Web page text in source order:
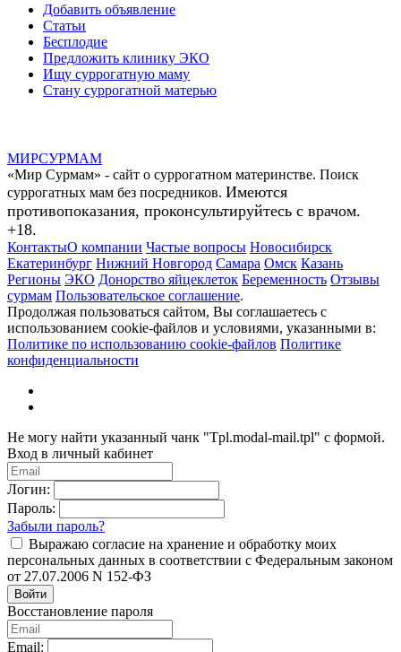
Добавить объявление
Статьи
Бесплодие
Предложить клинику ЭКО
Ищу суррогатную маму
Стану суррогатной матерью
МИРСУРМАМ
«Мир Сурмам» - сайт о суррогатном материнстве. Поиск
суррогатных мам без посредников. Имеются
противопоказания, проконсультируйтесь с врачом.
+18.
КонтактыО компании Частые вопросы Новосибирск
Екатеринбург Нижний Новгород Самара Омск Казань
Регионы ЭКО Донорство яйцеклеток Беременность Отзывы
сурмам Пользовательское соглашение.
Продолжая пользоваться сайтом, Вы соглашаетесь с
использованием cookie-файлов и условиями, указанными в:
Политике по использованию cookie-файлов Политике
конфиденциальности
Не могу найти указанный чанк "Tpl.modal-mail.tpl" с формой.
Вход в личный кабинет
Логин:
Пароль:
Забыли пароль?
Выражаю согласие на хранение и обработку моих
персональных данных в соответствии с Федеральным законом
от 27.07.2006 N 152-ФЗ
Войти
Восстановление пароля
Email: